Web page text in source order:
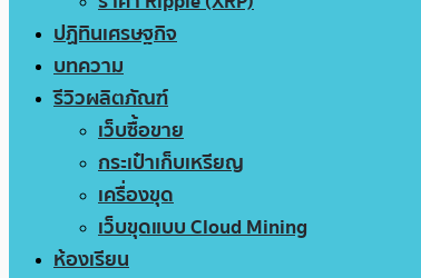
ปฏิทินเศรษฐกิจ
บทความ
รีวิวผลิตภัณฑ์
เว็บซื้อขาย
กระเป๋าเก็บเหรียญ
เครื่องขุด
เว็บขุดแบบ Cloud Mining
ห้องเรียน